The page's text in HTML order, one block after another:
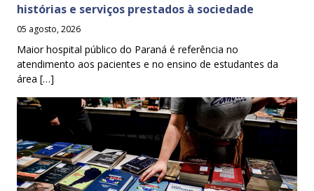
histórias e serviços prestados à sociedade
05 agosto, 2026
Maior hospital público do Paraná é referência no
atendimento aos pacientes e no ensino de estudantes da
área […]